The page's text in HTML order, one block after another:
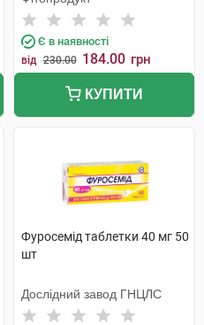
Є в наявності
від 230.00 184.00 грн
КУПИТИ
Фуросемід таблетки 40 мг 50
шт
Дослідний завод ГНЦЛС